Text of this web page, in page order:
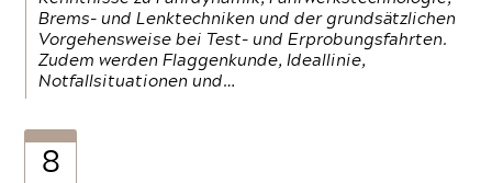
Brems- und Lenktechniken und der grundsätzlichen
Vorgehensweise bei Test- und Erprobungsfahrten.
Zudem werden Flaggenkunde, Ideallinie,
Notfallsituationen und…
8